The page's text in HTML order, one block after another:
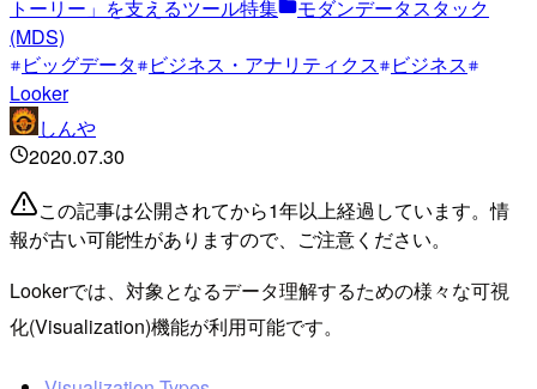
トーリー」を支えるツール特集
モダンデータスタック
(MDS)
ビッグデータ
ビジネス・アナリティクス
ビジネス
Looker
しんや
2020.07.30
この記事は公開されてから1年以上経過しています。情
報が古い可能性がありますので、ご注意ください。
Lookerでは、対象となるデータ理解するための様々な可視
化(Visualization)機能が利用可能です。